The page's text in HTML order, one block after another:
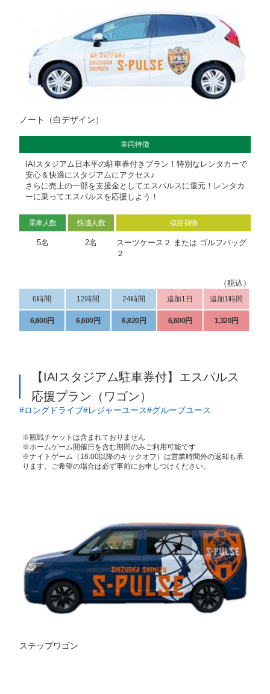
ノート（白デザイン）
車両特徴
IAIスタジアム日本平の駐車券付きプラン！特別なレンタカーで
安心＆快適にスタジアムにアクセス♪
さらに売上の一部を支援金としてエスパルスに還元！レンタカ
ーに乗ってエスパルスを応援しよう！
乗車人数
5名
快適人数
2名
収容荷物
スーツケース２ または ゴルフバッグ
２
（税込）
6時間 12時間 24時間 追加1日 追加1時間
6,600円 6,600円 6,820円 6,600円 1,320円
【IAIスタジアム駐車券付】エスパルス
応援プラン（ワゴン）
ロングドライブ レジャーユース グループユース
※観戦チケットは含まれておりません
※ホームゲーム開催日を含む期間のみご利用可能です
※ナイトゲーム（16:00以降のキックオフ）は営業時間外の返却も承
ります。ご希望の場合は必ず事前にお申しつけください。
ステップワゴン